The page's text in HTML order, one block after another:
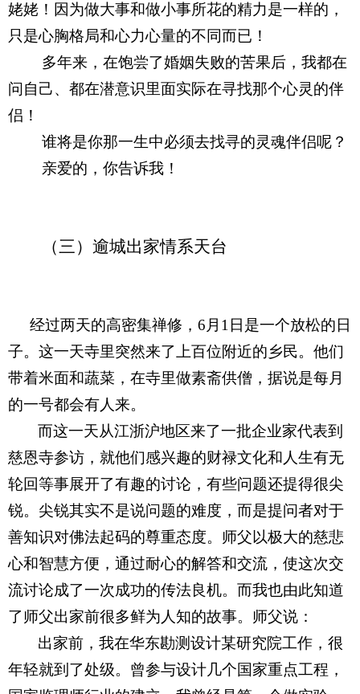
姥姥！因为做大事和做小事所花的精力是一样的，
只是心胸格局和心力心量的不同而已！
多年来，在饱尝了婚姻失败的苦果后，我都在
问自己、都在潜意识里面实际在寻找那个心灵的伴
侣！
谁将是你那一生中必须去找寻的灵魂伴侣呢？
亲爱的，你告诉我！
（三）逾城出家情系天台
经过两天的高密集禅修，6月1日是一个放松的日
子。这一天寺里突然来了上百位附近的乡民。他们
带着米面和蔬菜，在寺里做素斋供僧，据说是每月
的一号都会有人来。
而这一天从江浙沪地区来了一批企业家代表到
慈恩寺参访，就他们感兴趣的财禄文化和人生有无
轮回等事展开了有趣的讨论，有些问题还提得很尖
锐。尖锐其实不是说问题的难度，而是提问者对于
善知识对佛法起码的尊重态度。师父以极大的慈悲
心和智慧方便，通过耐心的解答和交流，使这次交
流讨论成了一次成功的传法良机。而我也由此知道
了师父出家前很多鲜为人知的故事。师父说：
出家前，我在华东勘测设计某研究院工作，很
年轻就到了处级。曾参与设计几个国家重点工程，